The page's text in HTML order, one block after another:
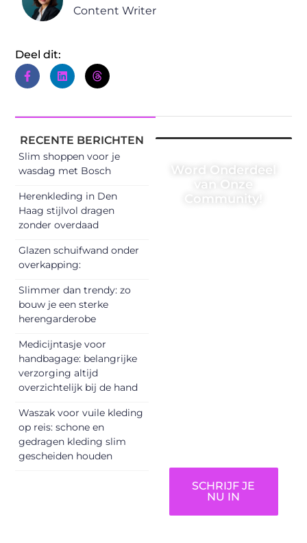
Content Writer
Deel dit:
RECENTE BERICHTEN
Slim shoppen voor je
wasdag met Bosch
Herenkleding in Den
Haag stijlvol dragen
zonder overdaad
Glazen schuifwand onder
overkapping:
Slimmer dan trendy: zo
bouw je een sterke
herengarderobe
Medicijntasje voor
handbagage: belangrijke
verzorging altijd
overzichtelijk bij de hand
Waszak voor vuile kleding
op reis: schone en
gedragen kleding slim
gescheiden houden
Word Onderdeel
van Onze
Community!
SCHRIJF JE
NU IN